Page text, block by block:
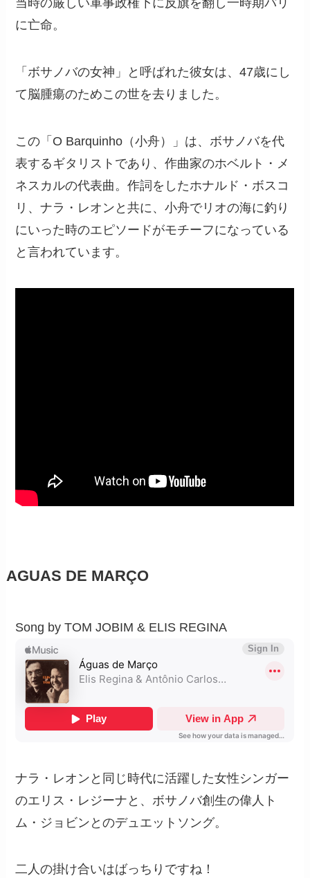
当時の厳しい軍事政権下に反旗を翻し一時期パリ
に亡命。
「ボサノバの女神」と呼ばれた彼女は、47歳にし
て脳腫瘍のためこの世を去りました。
この「O Barquinho（小舟）」は、ボサノバを代
表するギタリストであり、作曲家のホベルト・メ
ネスカルの代表曲。作詞をしたホナルド・ボスコ
リ、ナラ・レオンと共に、小舟でリオの海に釣り
にいった時のエピソードがモチーフになっている
と言われています。
AGUAS DE MARÇO
Song by TOM JOBIM & ELIS REGINA
ナラ・レオンと同じ時代に活躍した女性シンガー
のエリス・レジーナと、ボサノバ創生の偉人ト
ム・ジョビンとのデュエットソング。
二人の掛け合いはばっちりですね！